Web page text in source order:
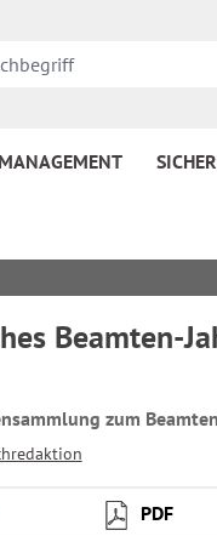
Beamten-
zum
PDF